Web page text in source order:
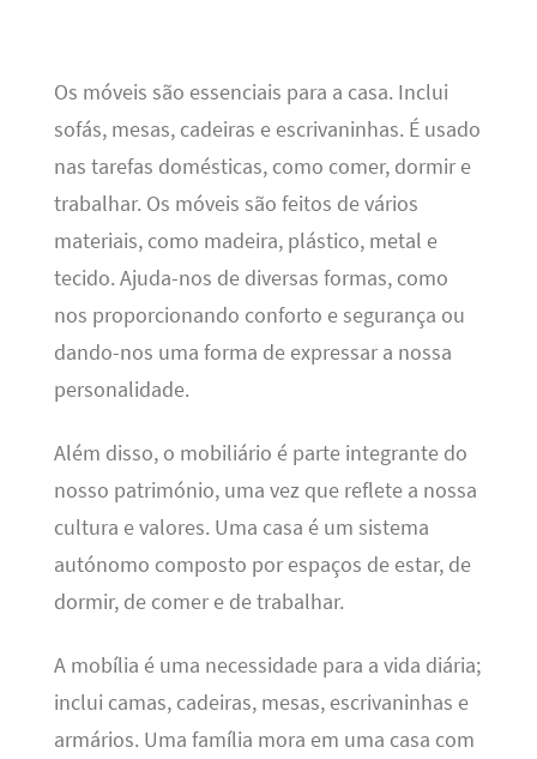
Os móveis são essenciais para a casa. Inclui
sofás, mesas, cadeiras e escrivaninhas. É usado
nas tarefas domésticas, como comer, dormir e
trabalhar. Os móveis são feitos de vários
materiais, como madeira, plástico, metal e
tecido. Ajuda-nos de diversas formas, como
nos proporcionando conforto e segurança ou
dando-nos uma forma de expressar a nossa
personalidade.
Além disso, o mobiliário é parte integrante do
nosso património, uma vez que reflete a nossa
cultura e valores. Uma casa é um sistema
autónomo composto por espaços de estar, de
dormir, de comer e de trabalhar.
A mobília é uma necessidade para a vida diária;
inclui camas, cadeiras, mesas, escrivaninhas e
armários. Uma família mora em uma casa com